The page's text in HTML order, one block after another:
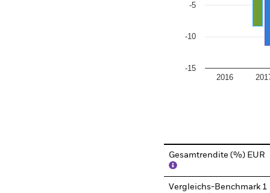
2016
-15
-10
-5
Gesamtrendite (%) EUR
Vergleichs-Benchmark 1